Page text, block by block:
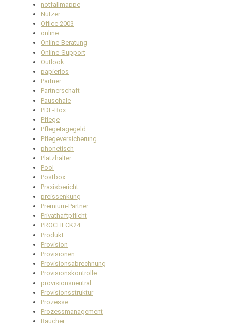
notfallmappe
Nutzer
Office 2003
online
Online-Beratung
Online-Support
Outlook
papierlos
Partner
Partnerschaft
Pauschale
PDF-Box
Pflege
Pflegetagegeld
Pflegeversicherung
phonetisch
Platzhalter
Pool
Postbox
Praxisbericht
preissenkung
Premium-Partner
Privathaftpflicht
PROCHECK24
Produkt
Provision
Provisionen
Provisionsabrechnung
Provisionskontrolle
provisionsneutral
Provisionsstruktur
Prozesse
Prozessmanagement
Raucher